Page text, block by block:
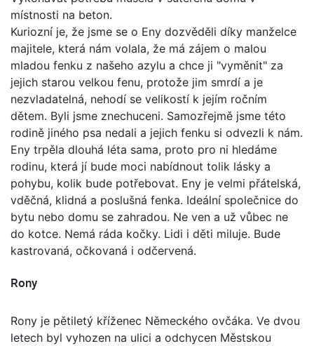
místnosti na beton.
Kuriozní je, že jsme se o Eny dozvěděli díky manželce
majitele, která nám volala, že má zájem o malou
mladou fenku z našeho azylu a chce ji "vyměnit" za
jejich starou velkou fenu, protože jim smrdí a je
nezvladatelná, nehodí se velikostí k jejím ročním
dětem. Byli jsme znechuceni. Samozřejmě jsme této
rodině jiného psa nedali a jejich fenku si odvezli k nám.
Eny trpěla dlouhá léta sama, proto pro ni hledáme
rodinu, která jí bude moci nabídnout tolik lásky a
pohybu, kolik bude potřebovat. Eny je velmi přátelská,
vděčná, klidná a poslušná fenka. Ideální společnice do
bytu nebo domu se zahradou. Ne ven a už vůbec ne
do kotce. Nemá ráda kočky. Lidi i děti miluje. Bude
kastrovaná, očkovaná i odčervená.
Rony
Rony je pětiletý kříženec Německého ovčáka. Ve dvou
letech byl vyhozen na ulici a odchycen Městskou